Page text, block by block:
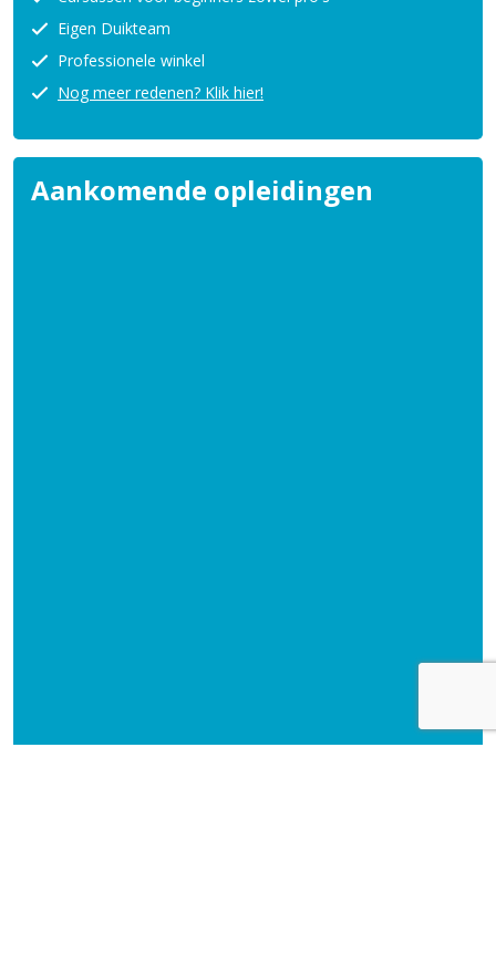
Eigen Duikteam
Professionele winkel
Nog meer redenen? Klik hier!
Aankomende opleidingen